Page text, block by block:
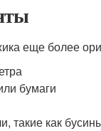
еще более
бумаги
такие как